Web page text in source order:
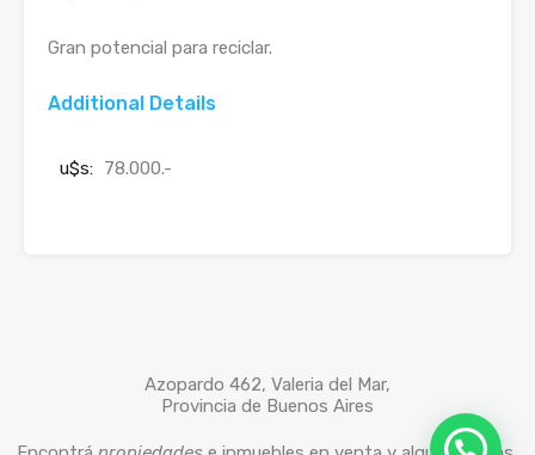
Gran potencial para reciclar.
Additional Details
u$s: 78.000.-
Azopardo 462, Valeria del Mar,
Provincia de Buenos Aires